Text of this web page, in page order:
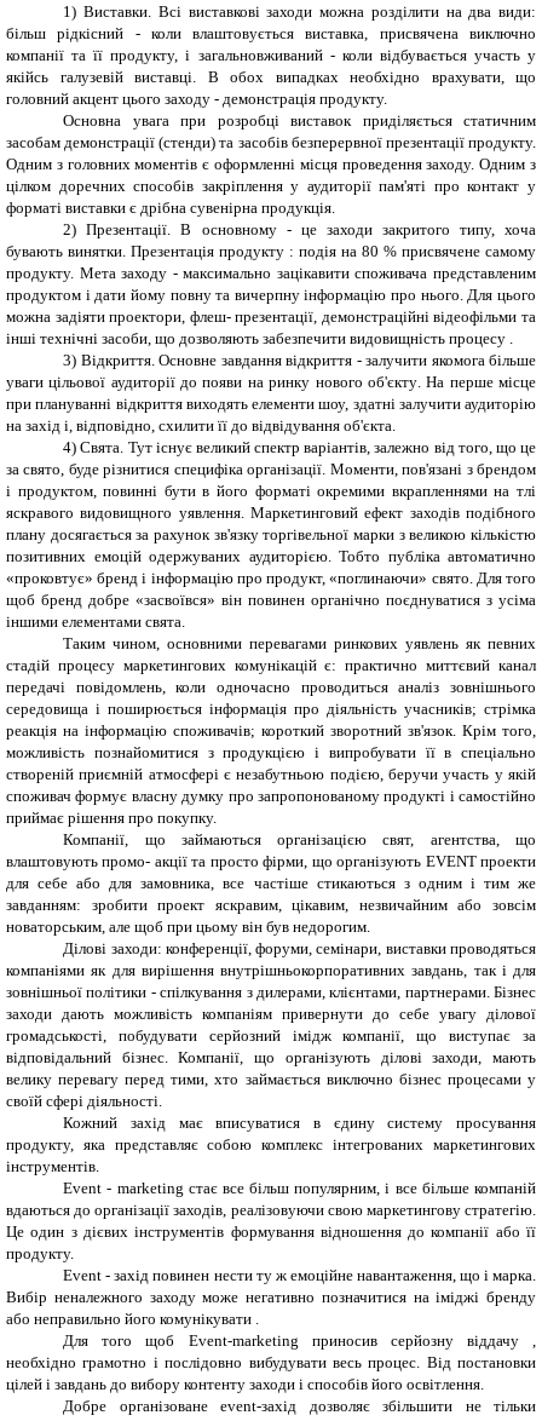
1) Виставки. Всі виставкові заходи можна розділити на два види:
більш рідкісний
- коли влаштовується виставка, присвячена виключно
компанії та її продукту, і загальновживаний - коли відбувається участь у
якійсь галузевій виставці. В обох випадках необхідно врахувати, що
головний акцент цього заходу - демонстрація продукту.
Основна увага при розробці виставок приділяється статичним
засобам демонстрації (стенди) та засобів безперервної презентації продукту.
Одним з головних моментів є оформленні місця проведення заходу. Одним з
цілком доречних способів закріплення у аудиторії пам'яті про контакт у
форматі виставки є дрібна сувенірна продукція.
2) Презентації. В основному - це заходи закритого типу, хоча
бувають винятки. Презентація продукту : подія на 80 % присвячене самому
продукту. Мета заходу - максимально зацікавити споживача представленим
продуктом і дати йому повну та вичерпну інформацію про нього. Для цього
можна задіяти проектори, флеш- презентації, демонстраційні відеофільми та
інші технічні засоби, що дозволяють забезпечити видовищність процесу .
3) Відкриття. Основне завдання відкриття - залучити якомога більше
уваги цільової аудиторії до появи на ринку нового об'єкту.На перше місце
при плануванні відкриття виходять елементи шоу, здатні залучити аудиторію
на захід і, відповідно, схилити її до відвідування об'єкта.
4) Свята. Тут існує великий спектр варіантів, залежно від того, що це
за свято, буде різнитися специфіка організації. Моменти, пов'язані з брендом
і продуктом, повинні бути в його форматі окремими вкрапленнями на тлі
яскравого видовищного уявлення. Маркетинговий ефект заходів подібного
плану досягається за рахунок зв'язкуторгівельної марки з великою кількістю
позитивних емоцій одержуваних аудиторією. Тобто публіка автоматично
«проковтує» бренд і інформацію про продукт, «поглинаючи» свято. Для того
щоб бренд добре «засвоївся» він повинен органічно поєднуватися з усіма
іншими елементами свята.
Таким чином, основними перевагами ринкових уявлень як певних
стадій процесу маркетингових комунікацій є: практично миттєвий канал
передачі повідомлень, коли одночасно проводиться аналіз зовнішнього
середовища і поширюється інформація про діяльність учасників; стрімка
реакція на інформацію споживачів; короткий зворотний зв'язок. Крім того,
можливість познайомитися з продукцією і випробувати її в спеціально
створеній приємній атмосфері є незабутньою подією, беручи участь у якій
споживач формує власну думку про запропонованому продукті і самостійно
приймає рішення про покупку.
Компанії, що займаються організацією свят, агентства, що
влаштовують промо- акції та просто фірми, що організують EVENTпроекти
для себе або для замовника, все частіше стикаються з одним і тим же
завданням: зробити проект яскравим, цікавим, незвичайним або зовсім
новаторським, але щоб при цьому він був недорогим.
Ділові заходи: конференції, форуми, семінари, виставки проводяться
компаніями як для вирішення внутрішньокорпоративних завдань, так і для
зовнішньої політики - спілкування з дилерами, клієнтами, партнерами. Бізнес
заходи дають можливість компаніям привернути до себе увагу ділової
громадськості, побудувати серйозний імідж компанії, що виступає за
відповідальний бізнес. Компанії, що організують ділові заходи, мають
велику перевагу перед тими, хто займається виключно бізнес процесами у
своїй сфері діяльності.
Кожний захід має вписуватися в єдину систему просування
продукту, яка представляє собою комплекс інтегрованих маркетингових
інструментів.
Event - marketing стає все більш популярним, і все більше компаній
вдаються до організації заходів, реалізовуючи свою маркетингову стратегію.
Це один з дієвих інструментів формування відношення до компанії або її
продукту.
Event - захід повинен нести ту ж емоційне навантаження, що і марка.
Вибір неналежного заходу може негативно позначитися на іміджі бренду
або неправильно його комунікувати .
Для того щоб Еvent-marketing приносив серйозну віддачу ,
необхідно грамотно і послідовно вибудувати весь процес. Від постановки
цілей і завдань до вибору контенту заходи і способів його освітлення.
Добре організованеevent-захід дозволяє збільшити не тільки